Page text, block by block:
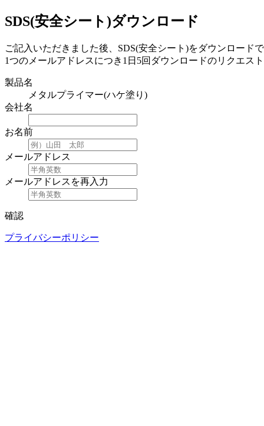
SDS(安全シート)ダウンロード
ご記入いただきました後、SDS(安全シート)をダウンロード
1つのメールアドレスにつき1日5回ダウンロードのリクエス
製品名
メタルプライマー(ハケ塗り)
会社名
お名前
メールアドレス
メールアドレスを再入力
確認
プライバシーポリシー